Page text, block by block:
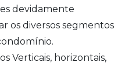
devidamente
os diversos segmentos
Verticais, horizontais,